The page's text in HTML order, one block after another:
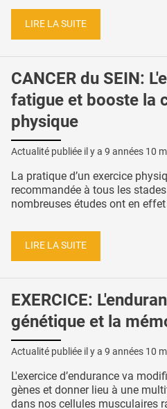
LIRE LA SUITE
CANCER du SEIN:
fatigue et booste la
physique
Actualité publiée il y a 9 années 10
La pratique d’un exercice
recommandée à tous les
nombreuses études ont en
LIRE LA SUITE
EXERCICE:
génétique et la
Actualité publiée il y a 9 années 10
L'exercice d’endurance va
gènes et donner lieu à une
dans nos cellules musculaires